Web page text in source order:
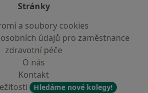
Stránky
a soubory cookies
údajů pro zaměstnance
zdravotní péče
O nás
Kontakt
Hledáme nové kolegy!